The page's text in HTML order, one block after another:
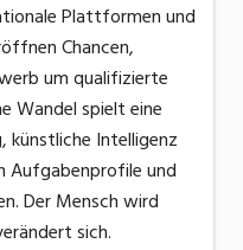
Plattformen und
Chancen,
um qualifizierte
Wandel spielt eine
künstliche Intelligenz
Aufgabenprofile und
Der Mensch wird
sich.